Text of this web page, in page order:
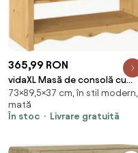
365,99 RON
vidaXL Masă de consolă cu
sertar Drammen Stejar 89,5 x
37 x 73 cm
73×89,5×37 cm, în stil modern,
mată
În stoc
Livrare gratuită